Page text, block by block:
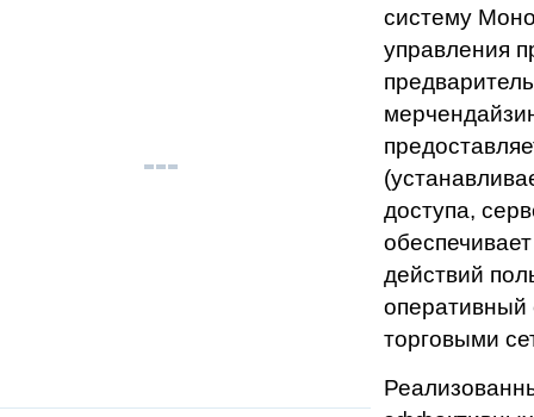
систему
управления
доступа,
действий
торговыми